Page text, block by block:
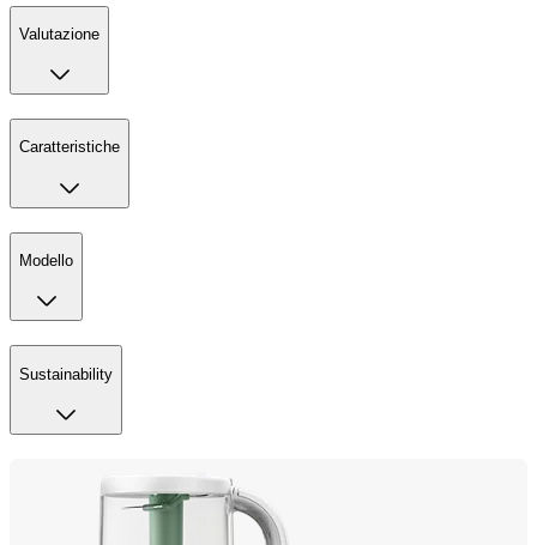
Valutazione
Caratteristiche
Modello
Sustainability